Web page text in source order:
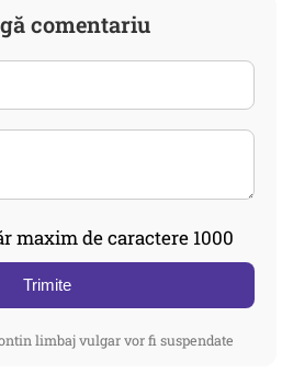
comentariu
maxim de caractere 1000
Trimite
limbaj vulgar vor fi suspendate